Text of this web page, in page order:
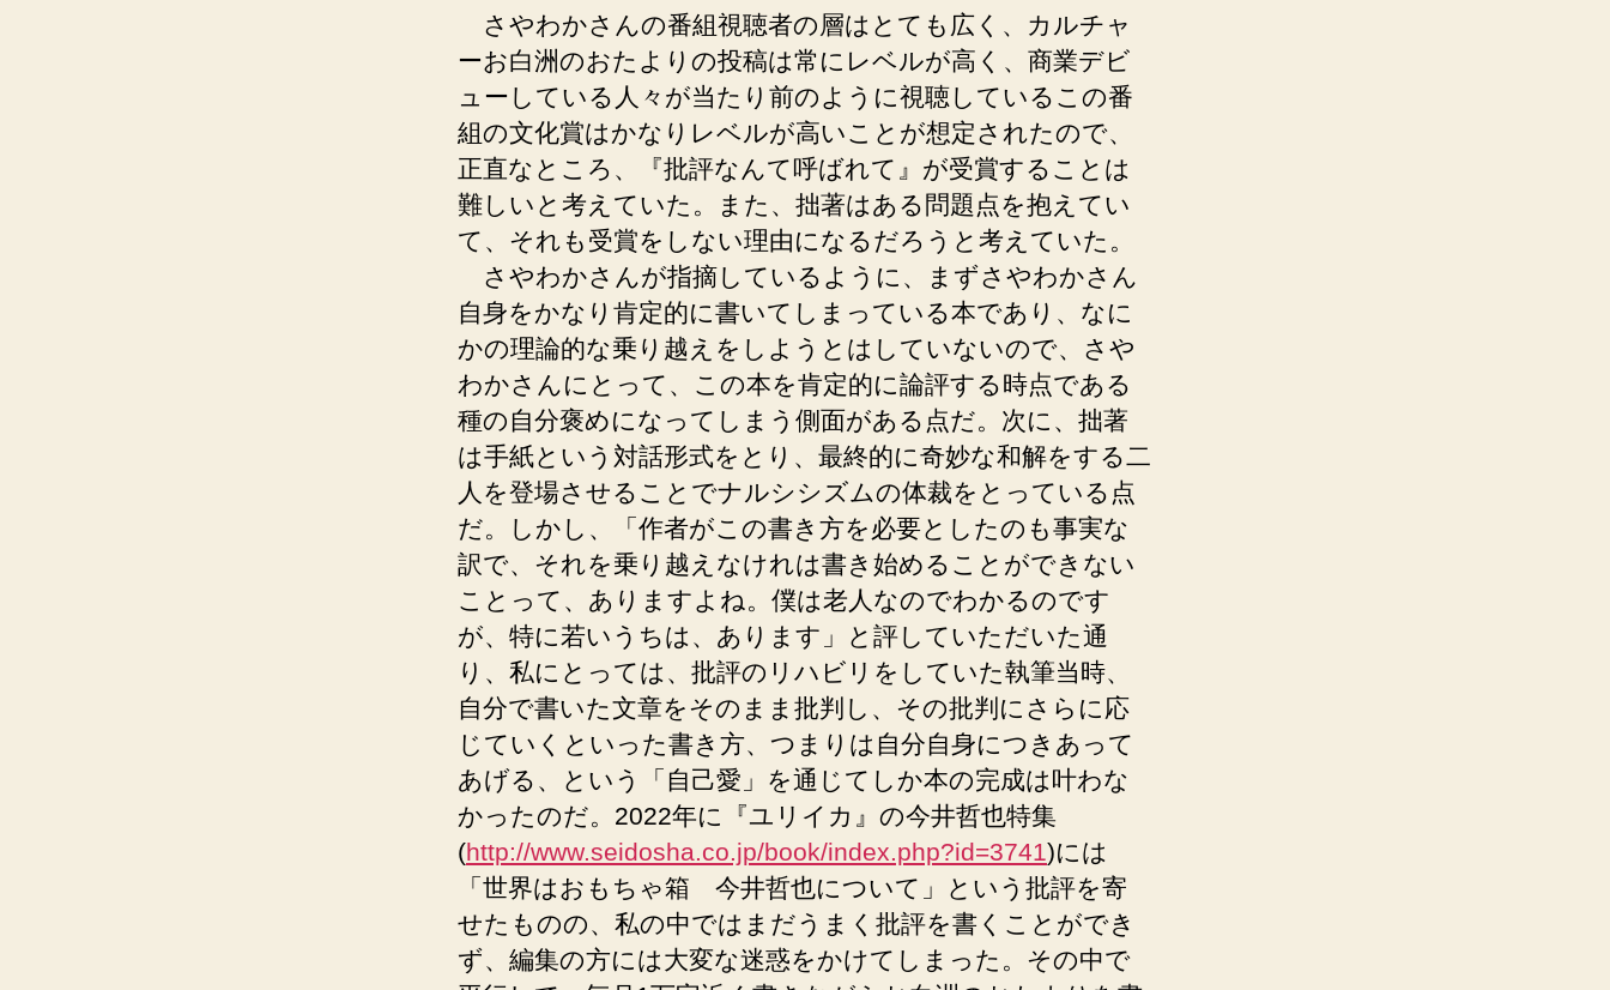
さやわかさんの番組視聴者の層はとても広く、カルチャ
ーお白洲のおたよりの投稿は常にレベルが高く、商業デビ
ューしている人々が当たり前のように視聴しているこの番
組の文化賞はかなりレベルが高いことが想定されたので、
正直なところ、『批評なんて呼ばれて』が受賞することは
難しいと考えていた。また、拙著はある問題点を抱えてい
て、それも受賞をしない理由になるだろうと考えていた。
さやわかさんが指摘しているように、まずさやわかさん
自身をかなり肯定的に書いてしまっている本であり、なに
かの理論的な乗り越えをしようとはしていないので、さや
わかさんにとって、この本を肯定的に論評する時点である
種の自分褒めになってしまう側面がある点だ。次に、拙著
は手紙という対話形式をとり、最終的に奇妙な和解をする二
人を登場させることでナルシシズムの体裁をとっている点
だ。しかし、「作者がこの書き方を必要としたのも事実な
訳で、それを乗り越えなけれは書き始めることができない
ことって、ありますよね。僕は老人なのでわかるのです
が、特に若いうちは、あります」と評していただいた通
り、私にとっては、批評のリハビリをしていた執筆当時、
自分で書いた文章をそのまま批判し、その批判にさらに応
じていくといった書き方、つまりは自分自身につきあって
あげる、という「自己愛」を通じてしか本の完成は叶わな
かったのだ。2022年に『ユリイカ』の今井哲也特集
(http://www.seidosha.co.jp/book/index.php?id=3741)には
「世界はおもちゃ箱 今井哲也について」という批評を寄
せたものの、私の中ではまだうまく批評を書くことができ
ず、編集の方には大変な迷惑をかけてしまった。その中で